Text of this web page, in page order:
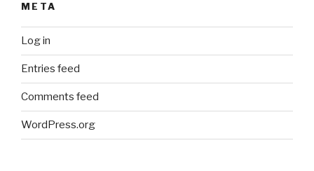
META
Log in
Entries feed
Comments feed
WordPress.org